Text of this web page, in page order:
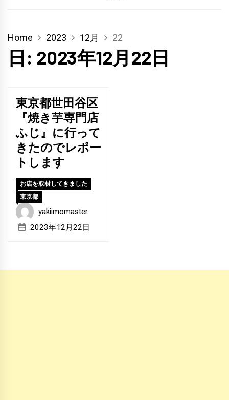
Home 2023 12月 22
日: 2023年12月22日
東京都世田谷区
『焼き芋専門店
ふじ』に行って
きたのでレポー
トします
お店を取材してきました
東京都
yakiimomaster
2023年12月22日